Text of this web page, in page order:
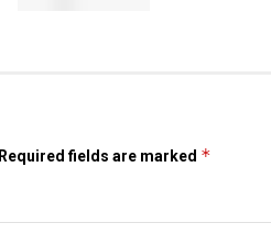
Required fields are marked *